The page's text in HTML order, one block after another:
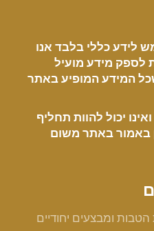
לידע כללי בלבד אנו
לספק מידע מועיל
המידע המופיע באתר
יכול להוות תחליף
באמור באתר משום
ומבצעים יחודיים